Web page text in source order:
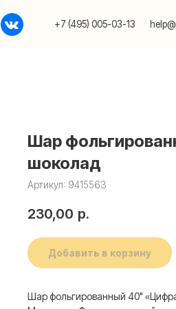
+7 (495) 005-03-13 help@upakovali.online
Шар
шоколад
Артикул: 9415563
230,00 р.
Добавить в корзину
Шар фольгированный 40"